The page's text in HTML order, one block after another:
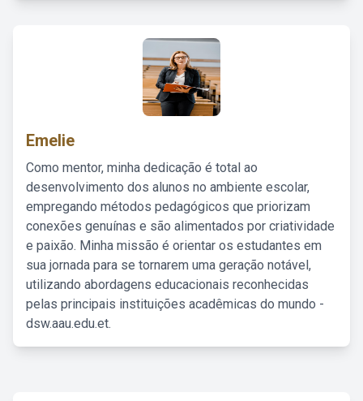
Emelie
Como mentor, minha dedicação é total ao
desenvolvimento dos alunos no ambiente escolar,
empregando métodos pedagógicos que priorizam
conexões genuínas e são alimentados por criatividade
e paixão. Minha missão é orientar os estudantes em
sua jornada para se tornarem uma geração notável,
utilizando abordagens educacionais reconhecidas
pelas principais instituições acadêmicas do mundo -
dsw.aau.edu.et.